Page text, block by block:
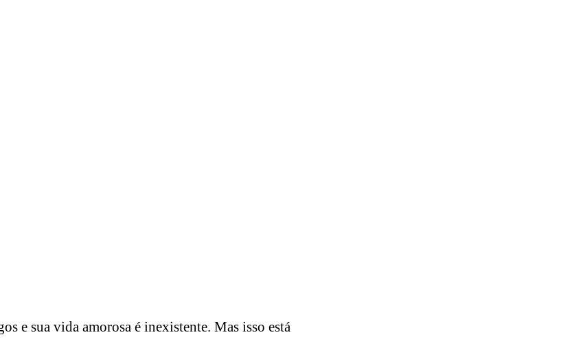
e sua vida amorosa é inexistente. Mas isso está